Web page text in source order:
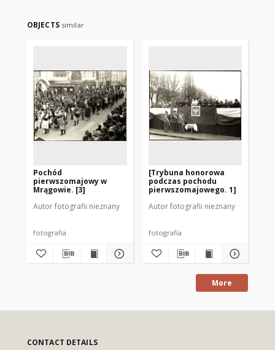
OBJECTS similar
Pochód
pierwszomajowy w
Mrągowie. [3]
Autor fotografii nieznany
fotografia
[Trybuna honorowa
podczas pochodu
pierwszomajowego. 1]
Autor fotografii nieznany
fotografia
More
CONTACT DETAILS